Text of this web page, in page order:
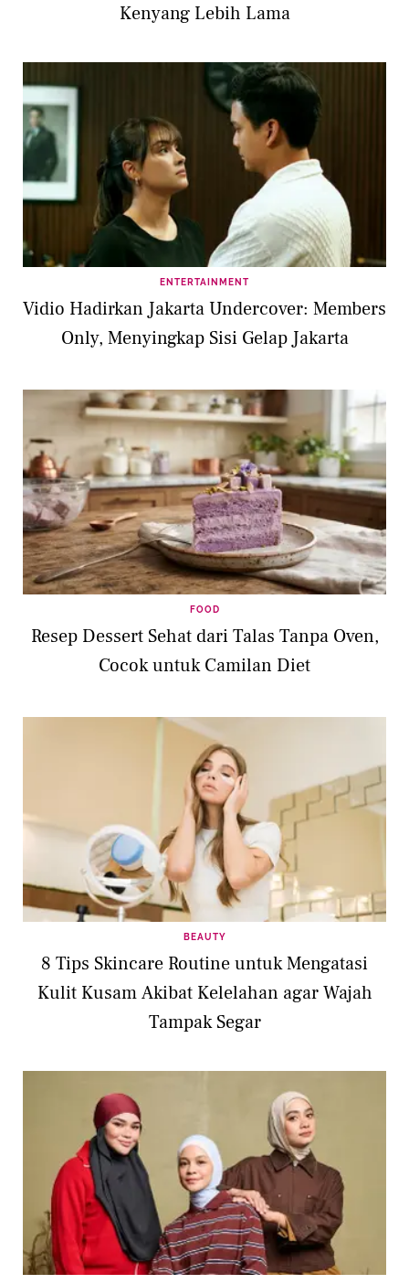
Kenyang Lebih Lama
ENTERTAINMENT
Vidio Hadirkan Jakarta Undercover: Members
Only, Menyingkap Sisi Gelap Jakarta
FOOD
Resep Dessert Sehat dari Talas Tanpa Oven,
Cocok untuk Camilan Diet
BEAUTY
8 Tips Skincare Routine untuk Mengatasi
Kulit Kusam Akibat Kelelahan agar Wajah
Tampak Segar